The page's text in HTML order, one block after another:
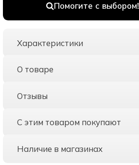
Помогите с выбором!
Характеристики
О товаре
Отзывы
С этим товаром покупают
Наличие в магазинах